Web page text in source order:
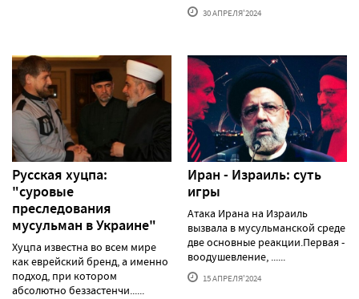
30 АПРЕЛЯ'2024
Русская хуцпа:
"суровые
преследования
мусульман в Украине"
Хуцпа известна во всем мире
как еврейский бренд, а именно
подход, при котором
абсолютно беззастенчи......
Иран - Израиль: суть
игры
Атака Ирана на Израиль
вызвала в мусульманской среде
две основные реакции.Первая -
воодушевление, ......
15 АПРЕЛЯ'2024